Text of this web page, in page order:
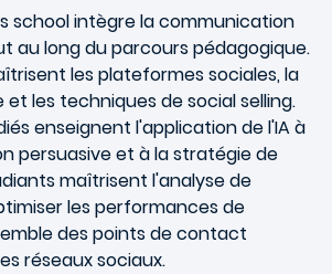
school intègre la communication
au long du parcours pédagogique.
les plateformes sociales, la
les techniques de social selling.
enseignent l'application de l'IA à
persuasive et à la stratégie de
maîtrisent l'analyse de
les performances de
des points de contact
réseaux sociaux.